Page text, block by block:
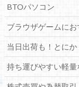
BTOパソコン
ブラウザゲームに
当日出荷も！とに
持ち運びやすい軽